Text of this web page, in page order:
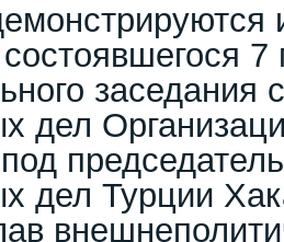
заседания
дел
под
дел Турции